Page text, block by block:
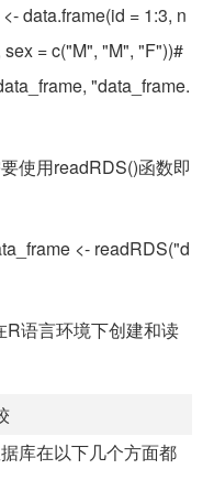
data.frame(id = 1:3, n
= c("M", "M", "F"))#
"data_frame.
使用readRDS()函数即
<- readRDS("d
语言环境下创建和读
库在以下几个方面都